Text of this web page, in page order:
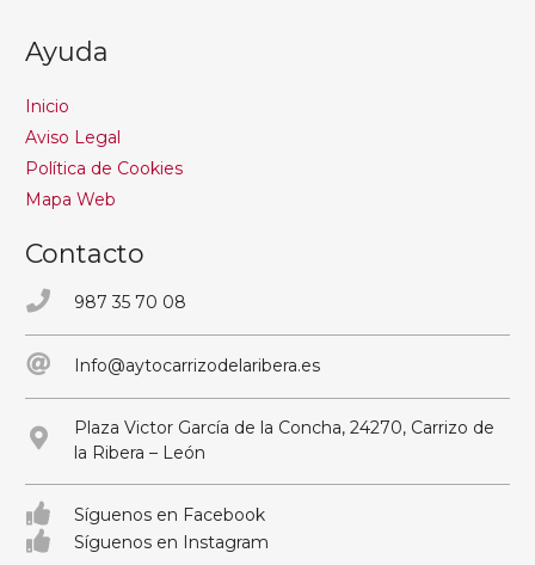
Ayuda
Inicio
Aviso Legal
Política de Cookies
Mapa Web
Contacto
987 35 70 08
Info@aytocarrizodelaribera.es
Plaza Victor García de la Concha, 24270, Carrizo de
la Ribera – León
Síguenos en Facebook
Síguenos en Instagram